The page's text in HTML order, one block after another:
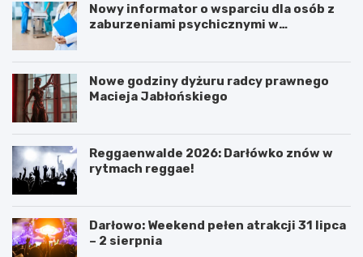
Nowy informator o wsparciu dla osób z
zaburzeniami psychicznymi w
Nowe godziny dyżuru radcy prawnego
Macieja Jabłońskiego
Reggaenwalde 2026: Darłówko znów w
rytmach reggae!
Darłowo: Weekend pełen atrakcji 31 lipca
– 2 sierpnia